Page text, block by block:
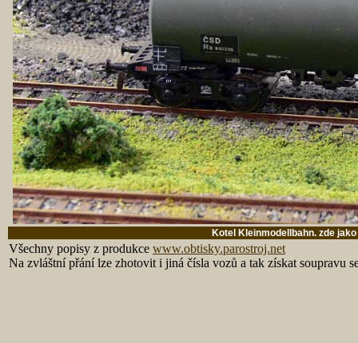
Kotel Kleinmodellbahn. zde
Všechny popisy z produkce www.obtisky.parostroj.net
Na zvláštní přání lze zhotovit i jiná čísla vozů a tak získat soupravu